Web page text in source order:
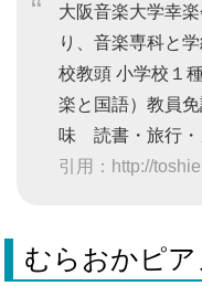
大阪音楽大学幸
り、音楽専科と
校教頭 小学校１
楽と国語）教員
味 読書・旅行・
引用：http://
むらおかピ